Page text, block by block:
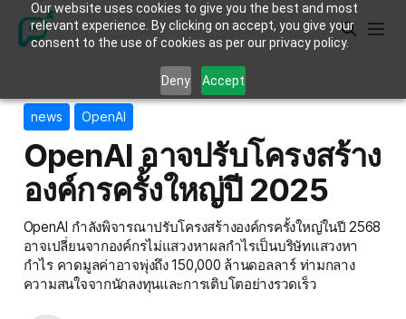
Our website uses cookies to give you the best and most
relevant experience. By clicking on accept, you give your
consent to the use of cookies as per our privacy policy.
Deny Accept
news OpenAI
OpenAI อาจปรับโครงสร้าง
องค์กรครั้งใหญ่ปี 2025
OpenAI กำลังพิจารณาปรับโครงสร้างองค์กรครั้งใหญ่ในปี 2568
อาจเปลี่ยนจากองค์กรไม่แสวงหาผลกำไรเป็นบริษัทแสวงหา
กำไร คาดมูลค่าอาจพุ่งถึง 150,000 ล้านดอลลาร์ ท่ามกลาง
ความสนใจจากนักลงทุนและการเติบโตอย่างรวดเร็ว